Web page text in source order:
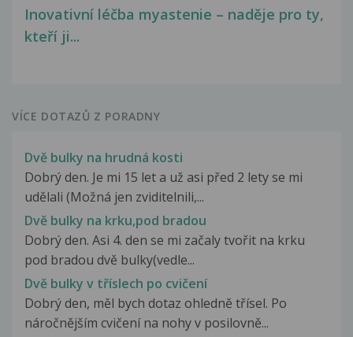
Inovativní léčba myastenie – naděje pro ty,
kteří ji...
VÍCE DOTAZŮ Z PORADNY
Dvě bulky na hrudná kosti
Dobrý den. Je mi 15 let a už asi před 2 lety se mi
udělali (Možná jen zviditelnili,...
Dvě bulky na krku,pod bradou
Dobrý den. Asi 4. den se mi začaly tvořit na krku
pod bradou dvě bulky(vedle...
Dvě bulky v tříslech po cvičení
Dobrý den, měl bych dotaz ohledně třísel. Po
náročnějším cvičení na nohy v posilovně...